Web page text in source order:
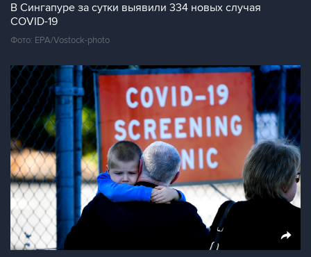
В Сингапуре за сутки выявили 334 новых случая
COVID-19
Фото: EPA/Vostock-photo